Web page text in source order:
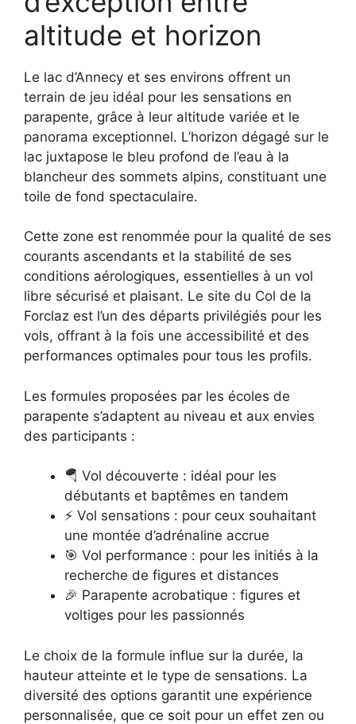
altitude et horizon
Le lac d’Annecy et ses environs offrent un
terrain de jeu idéal pour les sensations en
parapente, grâce à leur altitude variée et le
panorama exceptionnel. L’horizon dégagé sur le
lac juxtapose le bleu profond de l’eau à la
blancheur des sommets alpins, constituant une
toile de fond spectaculaire.
Cette zone est renommée pour la qualité de ses
courants ascendants et la stabilité de ses
conditions aérologiques, essentielles à un vol
libre sécurisé et plaisant. Le site du Col de la
Forclaz est l’un des départs privilégiés pour les
vols, offrant à la fois une accessibilité et des
performances optimales pour tous les profils.
Les formules proposées par les écoles de
parapente s’adaptent au niveau et aux envies
des participants :
🪂 Vol découverte : idéal pour les
débutants et baptêmes en tandem
⚡ Vol sensations : pour ceux souhaitant
une montée d’adrénaline accrue
🎯 Vol performance : pour les initiés à la
recherche de figures et distances
🎉 Parapente acrobatique : figures et
voltiges pour les passionnés
Le choix de la formule influe sur la durée, la
hauteur atteinte et le type de sensations. La
diversité des options garantit une expérience
personnalisée, que ce soit pour un effet zen ou